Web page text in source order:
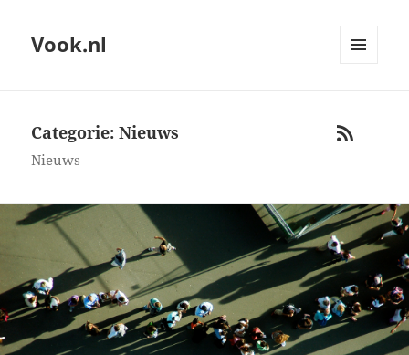
Vook.nl
RSS
Categorie: Nieuws
Nieuws